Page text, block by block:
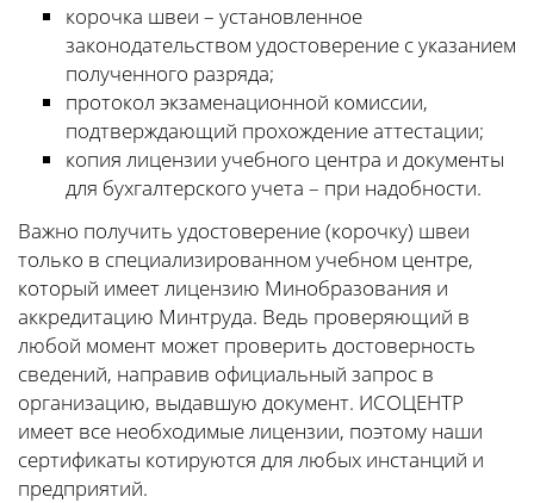
корочка швеи – установленное
законодательством удостоверение с указанием
полученного разряда;
протокол экзаменационной комиссии,
подтверждающий прохождение аттестации;
копия лицензии учебного центра и документы
для бухгалтерского учета – при надобности.
Важно получить удостоверение (корочку) швеи
только в специализированном учебном центре,
который имеет лицензию Минобразования и
аккредитацию Минтруда. Ведь проверяющий в
любой момент может проверить достоверность
сведений, направив официальный запрос в
организацию, выдавшую документ. ИСОЦЕНТР
имеет все необходимые лицензии, поэтому наши
сертификаты котируются для любых инстанций и
предприятий.